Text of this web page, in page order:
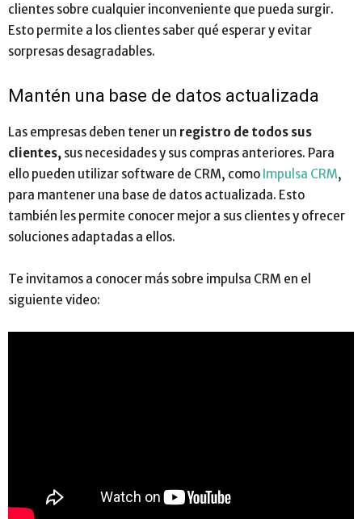
clientes sobre cualquier inconveniente que pueda surgir.
Esto permite a los clientes saber qué esperar y evitar
sorpresas desagradables.
Mantén una base de datos actualizada
Las empresas deben tener un registro de todos sus
clientes, sus necesidades y sus compras anteriores. Para
ello pueden utilizar software de CRM, como Impulsa CRM,
para mantener una base de datos actualizada. Esto
también les permite conocer mejor a sus clientes y ofrecer
soluciones adaptadas a ellos.
Te invitamos a conocer más sobre impulsa CRM en el
siguiente video: